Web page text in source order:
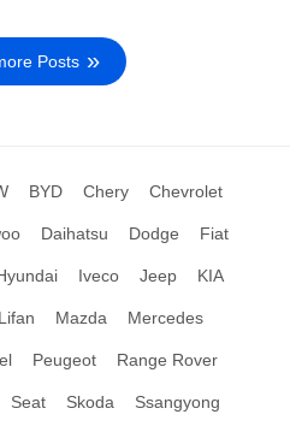
Posts
BYD Chery Chevrolet
Daihatsu Dodge Fiat
Iveco Jeep KIA
Lifan Mazda Mercedes
Peugeot Range Rover
Seat Skoda Ssangyong